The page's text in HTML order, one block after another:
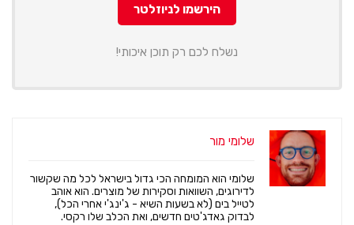
נשלח לכם רק תוכן איכותי!
שלומי מור
שלומי הוא המומחה הכי גדול בישראל לכל מה שקשור
לדירוגים, השוואות וסקירות של מוצרים. הוא אוהב
לטייל בים (לא בשעות השיא - ג'ינג'י אחרי הכל),
לבדוק גאדג'טים חדשים, ואת הכלב שלו רקסי.